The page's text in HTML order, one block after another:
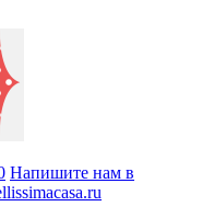
Напишите нам в